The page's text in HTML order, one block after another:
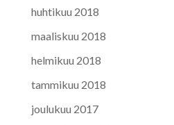
huhtikuu 2018
maaliskuu 2018
helmikuu 2018
tammikuu 2018
joulukuu 2017